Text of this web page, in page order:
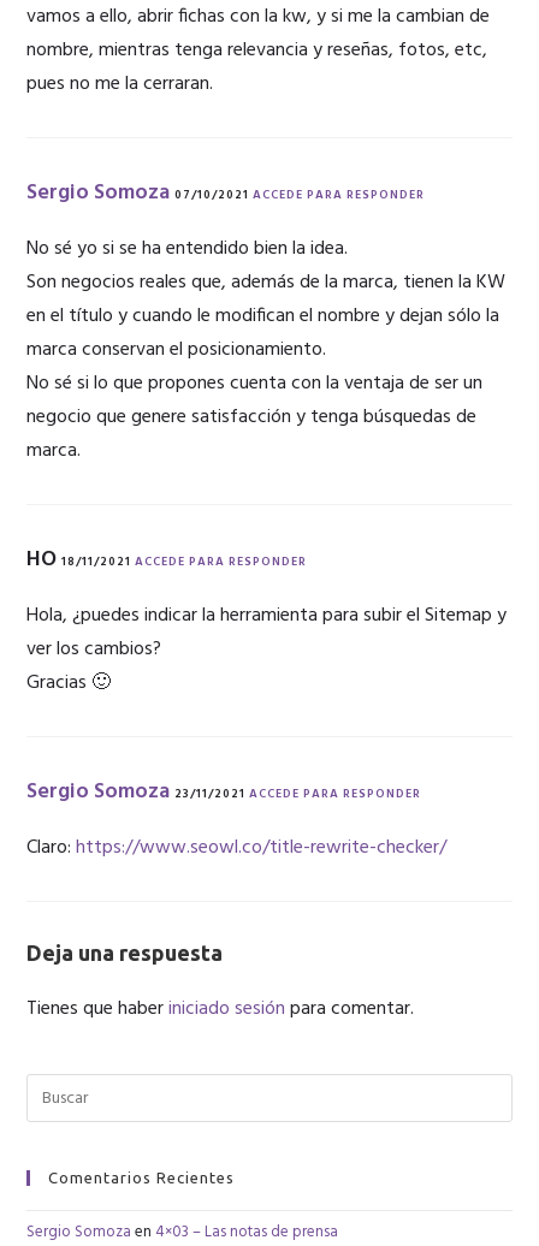
vamos a ello, abrir fichas con la kw, y si me la cambian de
nombre, mientras tenga relevancia y reseñas, fotos, etc,
pues no me la cerraran.
Sergio Somoza 07/10/2021 ACCEDE PARA RESPONDER
No sé yo si se ha entendido bien la idea.
Son negocios reales que, además de la marca, tienen la KW
en el título y cuando le modifican el nombre y dejan sólo la
marca conservan el posicionamiento.
No sé si lo que propones cuenta con la ventaja de ser un
negocio que genere satisfacción y tenga búsquedas de
marca.
HO18/11/2021 ACCEDE PARA RESPONDER
Hola, ¿puedes indicar la herramienta para subir el Sitemap y
ver los cambios?
Gracias 🙂
Sergio Somoza 23/11/2021 ACCEDE PARA RESPONDER
Claro:https://www.seowl.co/title-rewrite-checker/
Deja una respuesta
Tienes que haberiniciado sesiónpara comentar.
Comentarios Recientes
Sergio Somozaen 4×03 – Las notas de prensa